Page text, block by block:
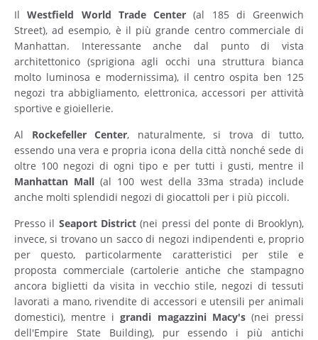
IlWestfield World Trade Center (al 185 di Greenwich
Street), ad esempio, è il più grande centro commerciale di
Manhattan. Interessante anche dal punto di vista
architettonico (sprigiona agli occhi una struttura bianca
molto luminosa e modernissima), il centro ospita ben 125
negozi tra abbigliamento, elettronica, accessori per attività
sportive e gioiellerie.
Al Rockefeller Center, naturalmente, si trova di tutto,
essendo una vera e propria icona della città nonché sede di
oltre 100 negozi di ogni tipo e per tutti i gusti, mentre il
Manhattan Mall (al 100 west della 33ma strada) include
anche molti splendidi negozi di giocattoli per i più piccoli.
Presso il Seaport District (nei pressi del ponte di Brooklyn),
invece, si trovano un sacco di negozi indipendenti e, proprio
per questo, particolarmente caratteristici per stile e
proposta commerciale (cartolerie antiche che stampagno
ancora biglietti da visita in vecchio stile, negozi di tessuti
lavorati a mano, rivendite di accessori e utensili per animali
domestici), mentre igrandi magazzini Macy's(nei pressi
dell'Empire State Building), pur essendo i più antichi